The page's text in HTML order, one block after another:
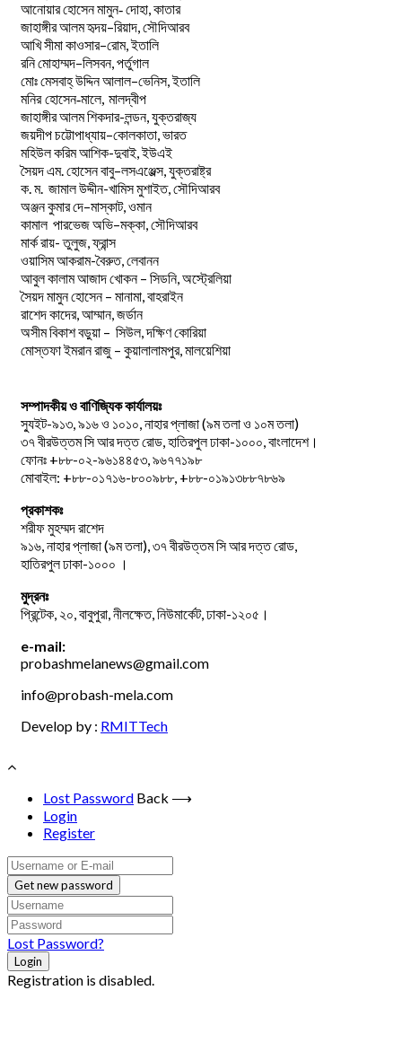
আনোয়ারহোসেনমামুন-দোহা কাতার
জাহাঙ্গীরআলমহৃদয়–রিয়াদ সৌদিআরব
আখিসীমাকাওসার–রোম,ইতালি
রনিমোহাম্মদ–লিসবন, পর্তুগাল
মোঃমেসবাহ্উদ্দিনআলাল–ভেনিস,ইতালি
মনির হোসেন-মালে, মালদ্বীপ
জাহাঙ্গীর আলম শিকদার-লন্ডন, যুক্তরাজ্য
জয়দীপচট্টোপাধ্যায়–কোলকাতা ভারত
মহিউল করিম আশিক-দুবাই, ইউএই
সৈয়দএম. হোসেনবাবু–লসএঞ্জেল্স, যুক্তরাষ্ট্র
ক ম. জামালউদ্দীন-খামিস মুশাইত, সৌদিআরব
অঞ্জনকুমারদে–মাস্কাট, ওমান
কামাল পারভেজঅভি–মক্কা সৌদিআরব
মার্ক রায়- তুলুজ, ফ্রান্স
ওয়াসিম আকরাম-বৈরুত, লেবানন
আবুল কালাম আজাদ খোকন – সিডনি, অস্ট্রেলিয়া
সৈয়দ মামুন হোসেন – মানামা, বাহরাইন
রাশেদ কাদের, আম্মান, জর্ডান
অসীম বিকাশ বড়ুয়া – সিউল, দক্ষিণ কোরিয়া
মোস্তফা ইমরান রাজু – কুয়ালালামপুর, মালয়েশিয়া
সম্পাদকীয় ও বাণিজ্যিক কার্যালয়ঃ
স্যুইট-৯১৩, ৯১৬ ও ১০১০, নাহার প্লাজা (৯ম তলা ও ১০ম তলা)
৩৭ বীরউত্তম সি আর দত্ত রোড, হাতিরপুল ঢাকা-১০০০, বাংলাদেশ।
ফোনঃ +৮৮-০২-৯৬১৪৪৫৩, ৯৬৭৭১৯৮
মোবাইল: +৮৮-০১৭১৬-৮০০৯৮৮, +৮৮-০১৯১৩৮৮৭৮৬৯
প্রকাশকঃ
শরীফ মুহম্মদ রাশেদ
৯১৬, নাহার প্লাজা (৯ম তলা), ৩৭ বীরউত্তম সি আর দত্ত রোড,
হাতিরপুল ঢাকা-১০০০ ।
মুদ্রনঃ
প্রিন্টেক, ২০, বাবুপুরা, নীলক্ষেত, নিউমার্কেট, ঢাকা-১২০৫।
e-mail:
probashmelanews@gmail.com
info@probash-mela.com
Develop by : RMITTech
Lost Password Back ⟶
Login
Register
Get new password
Lost Password?
Login
Registration is disabled.